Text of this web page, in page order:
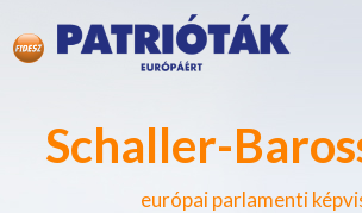
Schaller-
európai parlamenti